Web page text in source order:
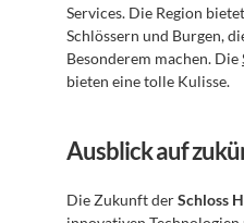
Services. Die Region
Schlössern und Burgen,
Besonderem machen. Die
bieten eine tolle Kulisse.
Ausblick auf
Die Zukunft der Schloss